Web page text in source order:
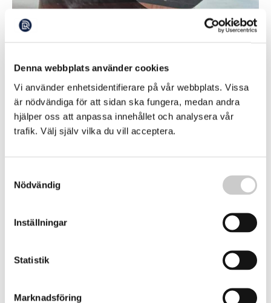
Denna webbplats använder cookies
Vi använder enhetsidentifierare på vår webbplats. Vissa
är nödvändiga för att sidan ska fungera, medan andra
hjälper oss att anpassa innehållet och analysera vår
trafik. Välj själv vilka du vill acceptera.
Nödvändig
Inställningar
Statistik
Marknadsföring
Attacker mot fartyg i Hormuzsundet –
Flera fartyg har utsatts för misstänkta attacker i anslutning
till Hormuzsundet, uppger den brittiska sjöfartsbevakaren
UKMTO.Frankrikes president Emmanuel Macron
uppmanar G7-länderna att återupprätta trafiken i det
viktiga sundet ”så snart som möjligt”.
2026-03-12
Macron: Koalition ska säkra sjöfartsleder
sjöfartslederna i Persiska viken och Röda havet, meddelar
Frankrikes president Emmanuel Macron.